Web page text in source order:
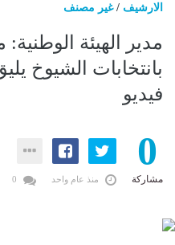
الارشيف /غير مصنف
مدير الهيئة
بانتخابات الشيوخ
فيديو
0
مشاركة منذ عام واحد